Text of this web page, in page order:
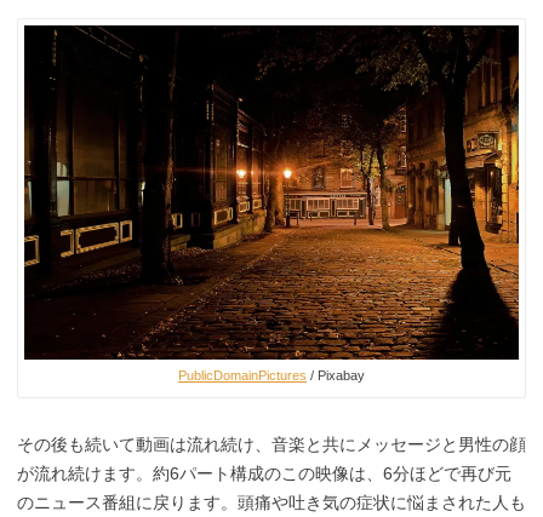
PublicDomainPictures / Pixabay
その後も続いて動画は流れ続け、音楽と共にメッセージと男性の顔
が流れ続けます。約6パート構成のこの映像は、6分ほどで再び元
のニュース番組に戻ります。頭痛や吐き気の症状に悩まされた人も